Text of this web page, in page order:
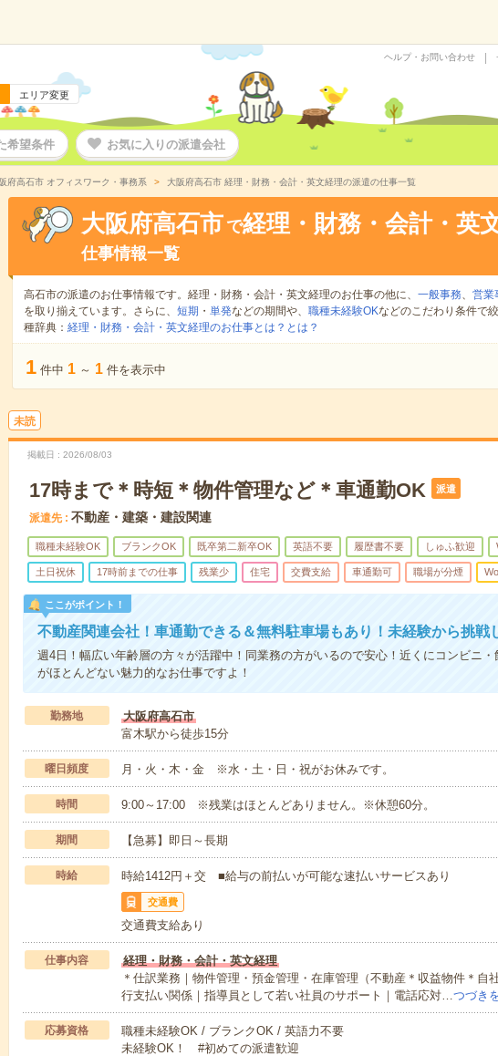
エリア変更
ヘルプ・お問い合わせ
希望条件 お気に入りの派遣会社
府高石市 オフィスワーク・事務系 大阪府高石市 経理・財務・会計・英文経理の派遣の仕事一覧
大阪府高石市 で経理・財務・会計・英
仕事情報一覧
高石市の派遣のお仕事情報です。経理・財務・会計・英文経理のお仕事の他に、 一般事務、 営業
を取り揃えています。さらに、 短期 ・ 単発などの期間や、 職種未経験OKなどのこだわり条件で
種辞典： 経理・財務・会計・英文経理のお仕事とは？とは？
1 件中 1 ～ 1 件を表示中
未読
掲載日 2026/08/03
17時まで＊時短＊物件管理など＊車通勤OK 派遣
派遣先 不動産・建築・建設関連
職種未経験OK ブランクOK 既卒第二新卒OK 英語不要 履歴書不要 しゅふ歓迎
土日祝休 17時前までの仕事 残業少 住宅 交費支給 車通勤可 職場が分煙
ここがポイント！
不動産関連会社！車通勤できる＆無料駐車場もあり！未経験から挑戦
週4日！幅広い年齢層の方々が活躍中！同業務の方がいるので安心！近くにコンビニ
がほとんどない魅力的なお仕事ですよ！
勤務地
大阪府高石市
富木駅から徒歩15分
曜日頻度 月・火・木・金 ※水・土・日・祝がお休みです。
時間 9:00～17:00 ※残業はほとんどありません。※休憩60分。
期間 【急募】即日～長期
時給 時給1412円＋交 ■給与の前払いが可能な速払いサービスあり
交通費
交通費支給あり
仕事内容
経理・財務・会計・英文経理
＊仕訳業務｜物件管理・預金管理・在庫管理（不動産＊収益物件＊自
行支払い関係｜指導員として若い社員のサポート｜電話応対…つづき
応募資格
職種未経験OK / ブランクOK / 英語力不要
未経験OK！ #初めての派遣歓迎